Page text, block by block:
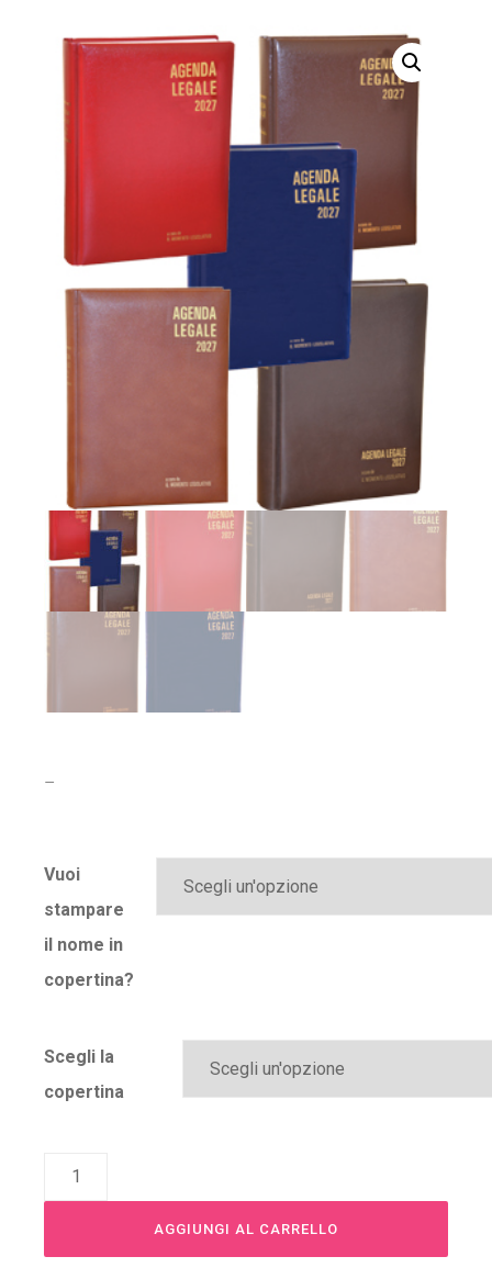
–
Vuoi
stampare
il nome in
copertina?
Scegli la
copertina
AGGIUNGI AL CARRELLO